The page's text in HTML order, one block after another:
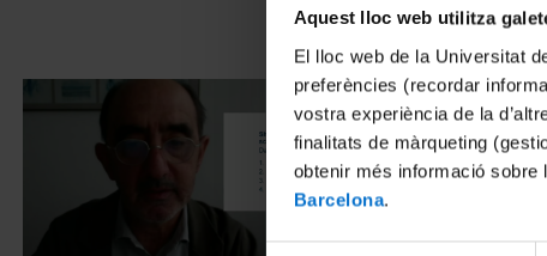
Aquest lloc web utilitza
El lloc web de la Universitat
preferències (recordar
vostra experiència de la
finalitats de màrqueting
obtenir més informació sobre
Barcelona.
9 January, 2023